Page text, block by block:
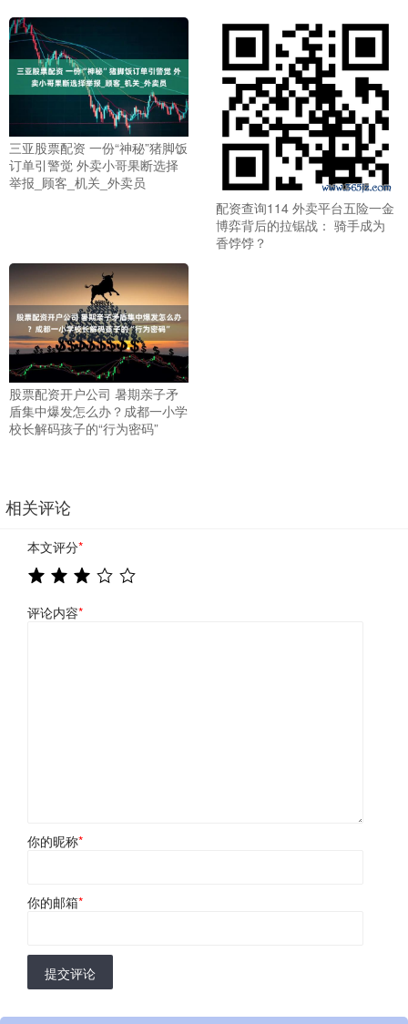
三亚股票配资 一份“神秘”猪脚饭
订单引警觉 外卖小哥果断选择
举报_顾客_机关_外卖员
配资查询114 外卖平台五险一金
博弈背后的拉锯战： 骑手成为
香饽饽？
股票配资开户公司 暑期亲子矛
盾集中爆发怎么办？成都一小学
校长解码孩子的“行为密码”
相关评论
本文评分*
评论内容*
你的昵称*
你的邮箱*
提交评论